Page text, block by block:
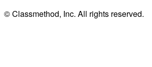
© Classmethod, Inc. All rights reserved.